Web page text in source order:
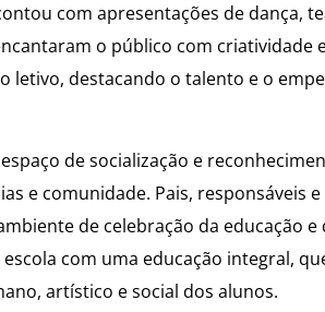
com apresentações de dança,
o público com criatividade
letivo, destacando o talento e o
de socialização e
e comunidade. Pais, responsáveis
de celebração da educação e
com uma educação integral,
artístico e social dos alunos.